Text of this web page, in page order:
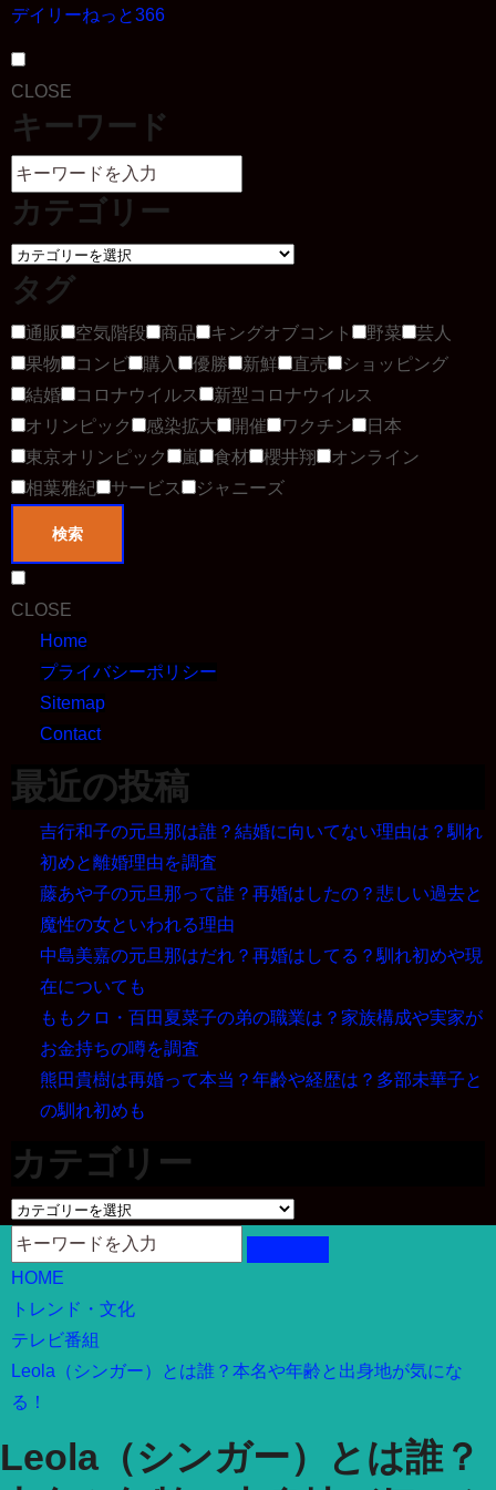
デイリーねっと366
CLOSE
キーワード
カテゴリー
タグ
通販 空気階段 商品 キングオブコント 野菜
芸人
果物
コンビ 購入 優勝 新鮮 直売
ショッピング
結婚
コロナウイルス
新型コロナウイルス
オリンピック
感染拡大 開催 ワクチン
日本
東京オリンピック
嵐 食材 櫻井翔
オンライン
相葉雅紀
サービス ジャニーズ
検索
CLOSE
Home
プライバシーポリシー
Sitemap
Contact
最近の投稿
吉行和子の元旦那は誰？結婚に向いてない理由は？馴れ
初めと離婚理由を調査
藤あや子の元旦那って誰？再婚はしたの？悲しい過去と
魔性の女といわれる理由
中島美嘉の元旦那はだれ？再婚はしてる？馴れ初めや現
在についても
ももクロ・百田夏菜子の弟の職業は？家族構成や実家が
お金持ちの噂を調査
熊田貴樹は再婚って本当？年齢や経歴は？多部未華子と
の馴れ初めも
カテゴリー
カ
テ
ゴ
リ
ー
HOME
トレンド・文化
テレビ番組
Leola（シンガー）とは誰？本名や年齢と出身地が気にな
る！
Leola（シンガー）とは誰？